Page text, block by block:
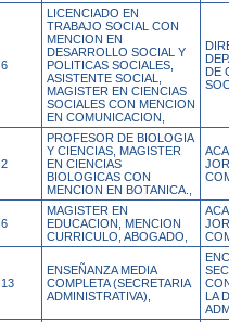
6
LICENCIADO EN
TRABAJO SOCIAL CON
MENCION EN
DESARROLLO SOCIAL Y
POLITICAS SOCIALES,
ASISTENTE SOCIAL,
MAGISTER EN CIENCIAS
SOCIALES CON MENCION
EN COMUNICACION,
DE
2
PROFESOR DE BIOLOGIA
Y CIENCIAS, MAGISTER
EN CIENCIAS
BIOLOGICAS CON
MENCION EN BOTANICA.,
6
MAGISTER EN
EDUCACION, MENCION
CURRICULO, ABOGADO,
13
ENSEÑANZA MEDIA
COMPLETA (SECRETARIA
ADMINISTRATIVA),
LA